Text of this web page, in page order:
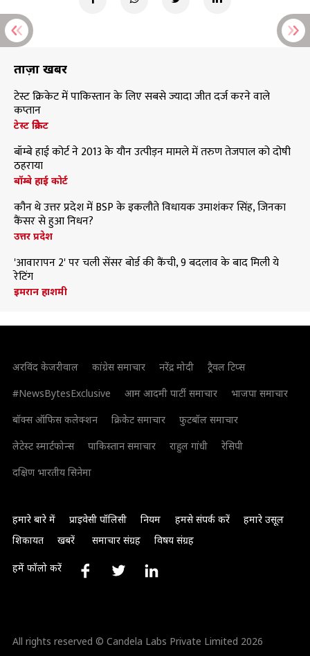
ताज़ा खबरें
टेस्ट क्रिकेट में पाकिस्तान के लिए सबसे ज्यादा जीत दर्ज करने वाले
कप्तान
टेस्ट क्रिकेट
बॉम्बे हाई कोर्ट ने 2013 के यौन उत्पीड़न मामले में तरुण तेजपाल को दोषी
ठहराया
बॉम्बे हाई कोर्ट
कौन थे उत्तर प्रदेश में BSP के इकलौते विधायक उमाशंकर सिंह, जिनका
कैंसर से हुआ निधन?
उत्तर प्रदेश
'आवारापन 2' पर चली सेंसर बोर्ड की कैंची, 9 बदलाव के बाद मिली ये
रेटिंग
इमरान हाशमी
अरविंद केजरीवाल कांग्रेस समाचार नरेंद्र मोदी
ट्रैवल टिप्स
#NewsBytesExclusive
आम आदमी पार्टी समाचार
भाजपा समाचार
बॉक्स ऑफिस कलेक्शन
क्रिकेट समाचार
फुटबॉल समाचार
लेटेस्ट स्मार्टफोन्स
पाकिस्तान समाचार राहुल गांधी
रेसिपी
दक्षिण भारतीय सिनेमा
हमारे बारे में प्राइवेसी पॉलिसी नियम हमसे संपर्क करें
हमारे उसूल
शिकायत
खबरें समाचार संग्रह विषय संग्रह
हमें फॉलो करें
All rights reserved © Candela Labs Private Limited 2026